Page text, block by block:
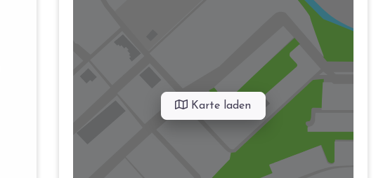
Karte laden